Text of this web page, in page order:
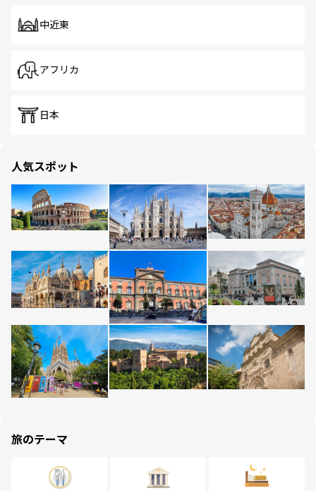
中近東
アフリカ
日本
人気スポット
旅のテーマ